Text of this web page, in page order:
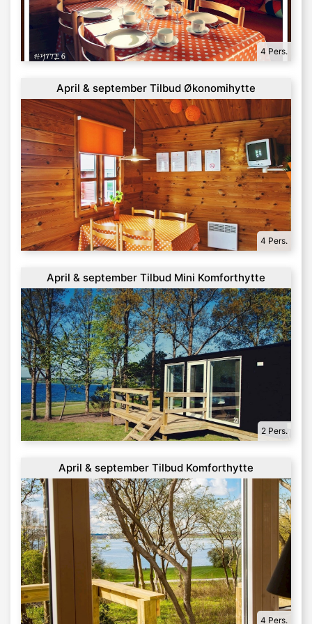
4 Pers.
April & september Tilbud Økonomihytte
4 Pers.
April & september Tilbud Mini Komforthytte
2 Pers.
April & september Tilbud Komforthytte
4 Pers.